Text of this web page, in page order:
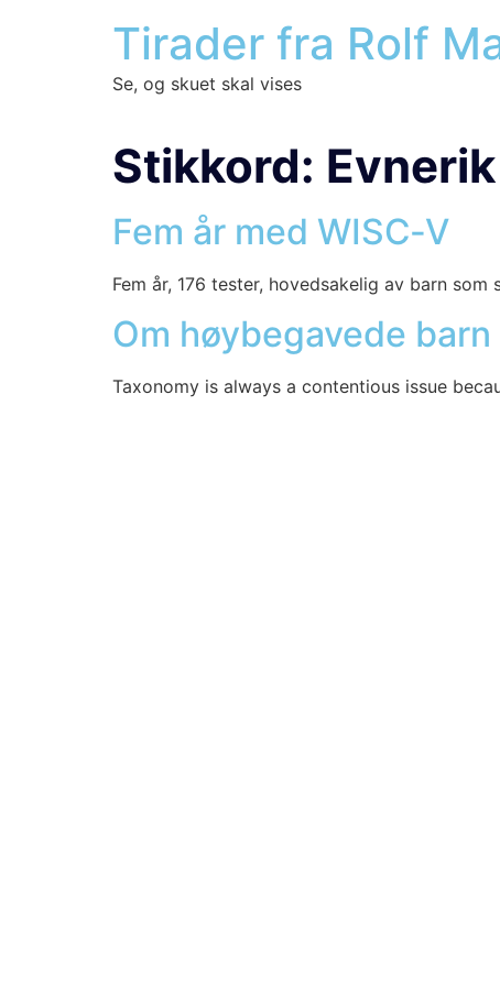
Tirader fra Rolf
Se, og skuet skal vises
Stikkord: Evnerik
Fem år med WISC‑V
Fem år, 176 tes­ter, hoved­sa­ke­lig av barn
Om høybegavede barn
Taxo­no­my is always a con­ten­tious issue